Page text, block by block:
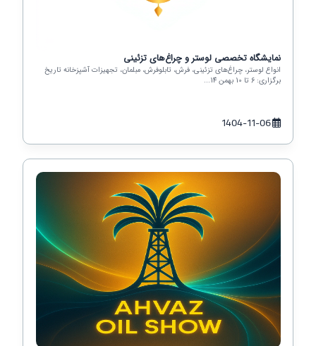
نمایشگاه تخصصی لوستر و چراغ‌های تزئینی
انواع لوستر، چراغ‌های تزئینی، فرش، تابلوفرش، مبلمان، تجهیزات آشپزخانه تاریخ
برگزاری: 6 تا 10 بهمن 14...
1404-11-06